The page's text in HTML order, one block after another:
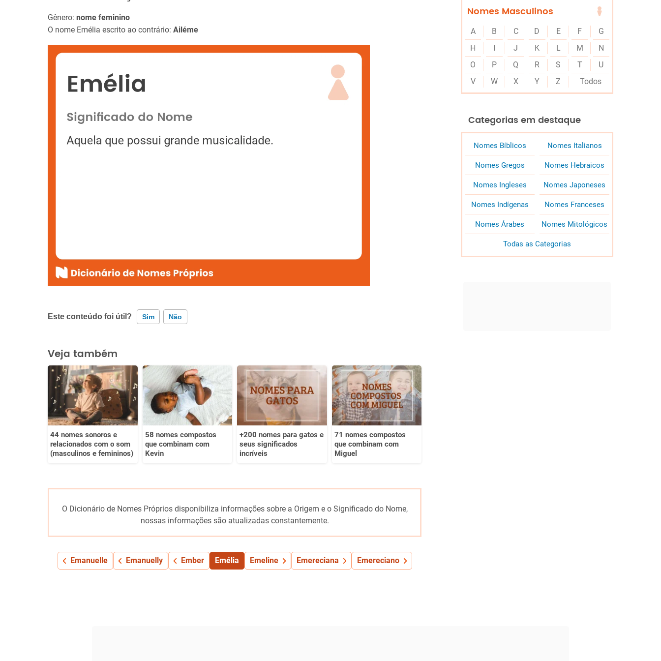
Gênero: nome feminino
O nome Emélia escrito ao contrário: Ailéme
Este conteúdo foi útil? Sim Não
Este conteúdo contém informação incorreta
Este conteúdo não tem a informação que procuro
Outro
Veja também
44 nomes sonoros e
relacionados com o som
(masculinos e femininos)
58 nomes compostos
que combinam com
Kevin
+200 nomes para gatos e
seus significados
incríveis
71 nomes compostos
que combinam com
Miguel
O Dicionário de Nomes Próprios disponibiliza informações sobre a Origem e o Significado do Nome,
nossas informações são atualizadas constantemente.
Emanuelle Emanuelly Ember Emélia Emeline Emereciana Emereciano
Nomes Masculinos
A B C D E F
G
H
I J K L M
N
O
P Q R S T
U
V
W X Y Z Todos
Categorias em destaque
Nomes Bíblicos Nomes Italianos
Nomes Gregos Nomes Hebraicos
Nomes Ingleses Nomes Japoneses
Nomes Indígenas Nomes Franceses
Nomes Árabes Nomes Mitológicos
Todas as Categorias